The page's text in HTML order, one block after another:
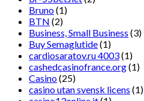
Bruno(1)
BTN (2)
Business, Small Business (3)
Buy Semaglutide(1)
cardiosaratov.ru 4003(1)
cashedcasinofrance.org(1)
Casino(25)
casino utan svensk licens (1)